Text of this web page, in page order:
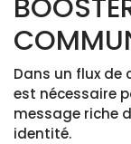
Dans un flux de
est nécessaire
message riche
identité.